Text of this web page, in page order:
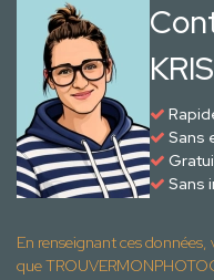
Sans
Sans
En renseignant ces
que